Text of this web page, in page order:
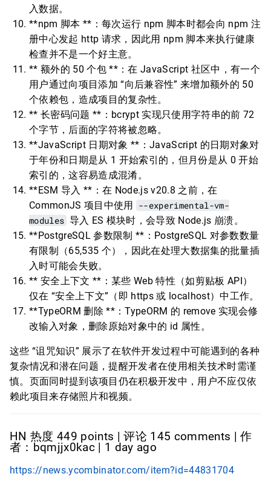
入数据。
**npm 脚本 **：每次运行 npm 脚本时都会向 npm 注
册中心发起 http 请求，因此用 npm 脚本来执行健康
检查并不是一个好主意。
** 额外的 50 个包 **：在 JavaScript 社区中，有一个
用户通过向项目添加 “向后兼容性” 来增加额外的 50
个依赖包，造成项目的复杂性。
** 长密码问题 **：bcrypt 实现只使用字符串的前 72
个字节，后面的字符将被忽略。
**JavaScript 日期对象 **：JavaScript 的日期对象对
于年份和日期是从 1 开始索引的，但月份是从 0 开始
索引的，这容易造成混淆。
**ESM 导入 **：在 Node.js v20.8 之前，在
CommonJS 项目中使用 --experimental-vm-
modules 导入 ES 模块时，会导致 Node.js 崩溃。
**PostgreSQL 参数限制 **：PostgreSQL 对参数数量
有限制（65,535 个），因此在处理大数据集的批量插
入时可能会失败。
** 安全上下文 **：某些 Web 特性（如剪贴板 API）
仅在 “安全上下文”（即 https 或 localhost）中工作。
**TypeORM 删除 **：TypeORM 的 remove 实现会修
改输入对象，删除原始对象中的 id 属性。
这些 “诅咒知识” 展示了在软件开发过程中可能遇到的各种
复杂情况和潜在问题，提醒开发者在使用相关技术时需谨
慎。页面同时提到该项目仍在积极开发中，用户不应仅依
赖此项目来存储照片和视频。
HN 热度 449 points | 评论 145 comments | 作
者：bqmjjx0kac | 1 day ago
https://news.ycombinator.com/item?id=44831704